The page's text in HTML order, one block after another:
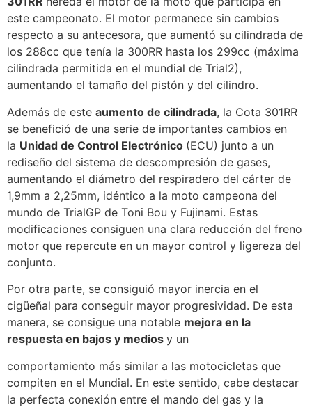
este campeonato. El motor permanece sin cambios
respecto a su antecesora, que aumentó su cilindrada de
los 288cc que tenía la 300RR hasta los 299cc (máxima
cilindrada permitida en el mundial de Trial2),
aumentando el tamaño del pistón y del cilindro.
Además de este aumento de cilindrada, la Cota 301RR
se benefició de una serie de importantes cambios en
la Unidad de Control Electrónico (ECU) junto a un
rediseño del sistema de descompresión de gases,
aumentando el diámetro del respiradero del cárter de
1,9mm a 2,25mm, idéntico a la moto campeona del
mundo de TrialGP de Toni Bou y Fujinami. Estas
modificaciones consiguen una clara reducción del freno
motor que repercute en un mayor control y ligereza del
conjunto.
Por otra parte, se consiguió mayor inercia en el
cigüeñal para conseguir mayor progresividad. De esta
manera, se consigue una notable mejora en la
respuesta en bajos y medios y un
comportamiento más similar a las motocicletas que
compiten en el Mundial. En este sentido, cabe destacar
la perfecta conexión entre el mando del gas y la